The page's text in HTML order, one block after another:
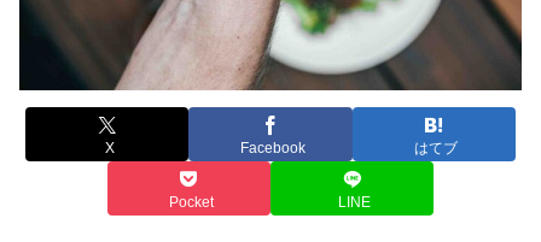
X Facebook はてブ
Pocket LINE